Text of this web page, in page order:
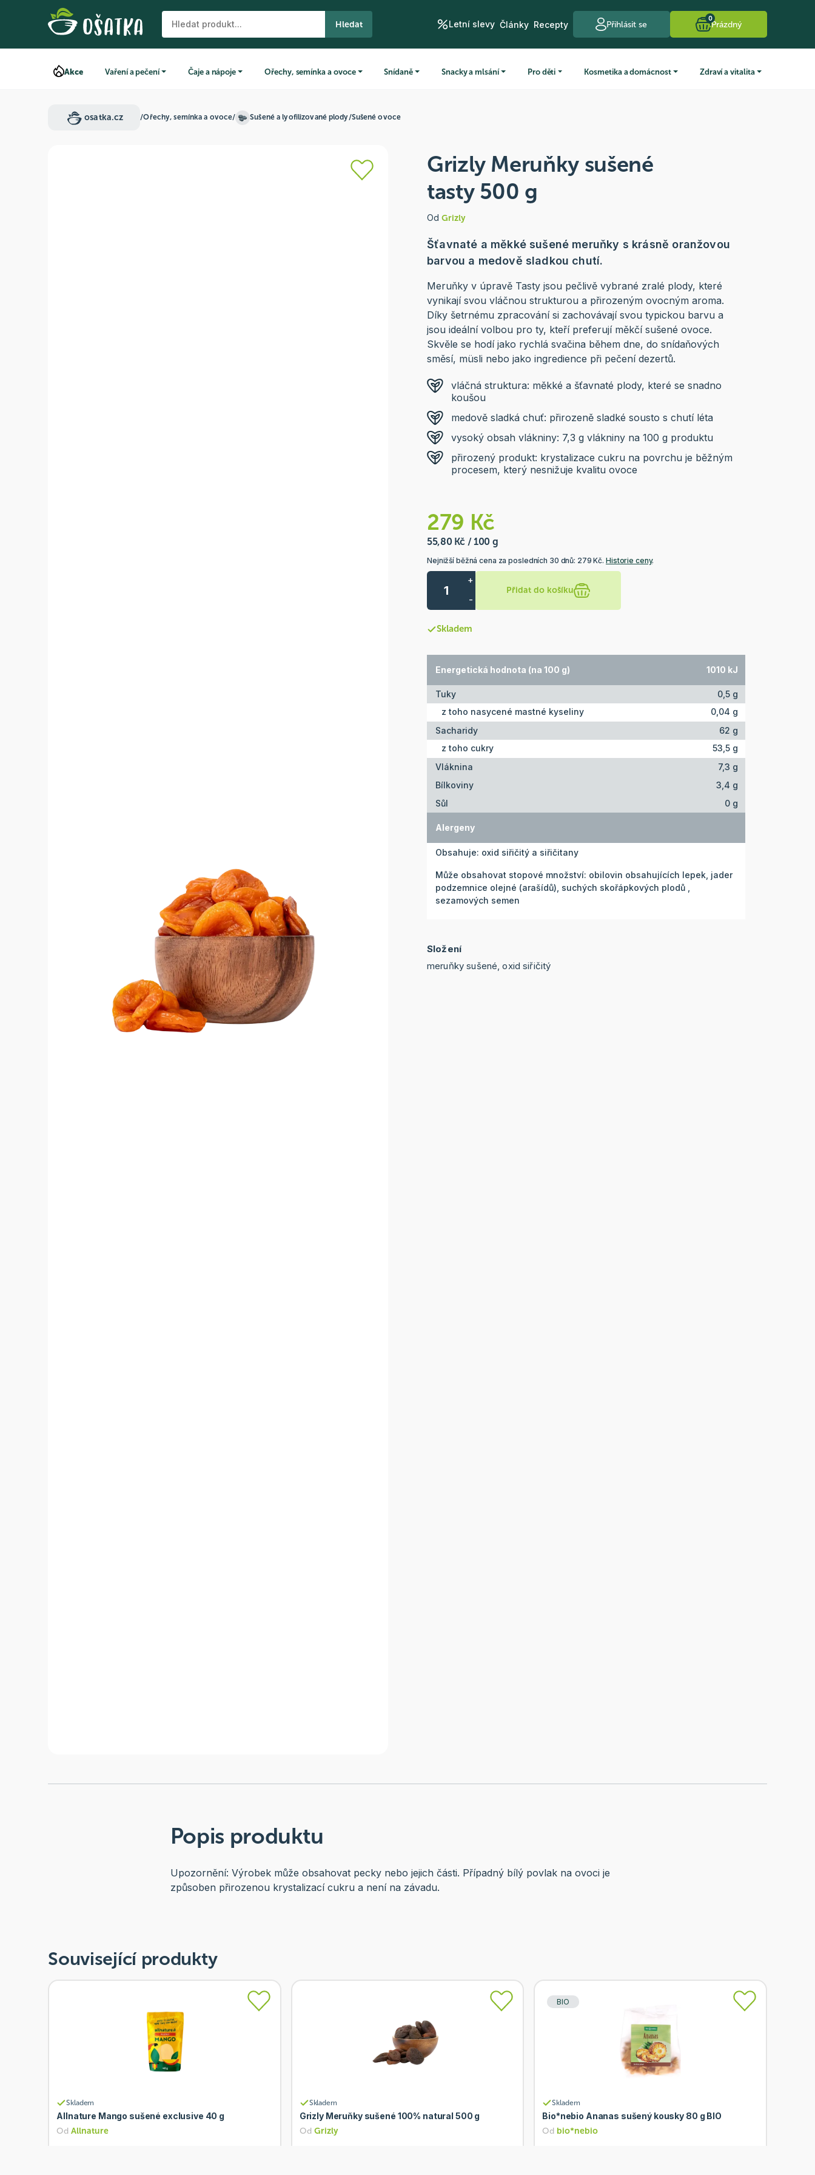
Hledat Letní slevy Články Recepty Přihlásit se
0
Prázdný
Akce Vaření a pečení Čaje a nápoje Ořechy, semínka a ovoce Snídaně Snacky a mlsání Pro děti Kosmetika a domácnost Zdraví a vitalita
osatka.cz /Ořechy, semínka a ovoce/ Sušené a lyofilizované plody/Sušené ovoce
Grizly Meruňky sušené
tasty 500 g
Od Grizly
Šťavnaté a měkké sušené meruňky s krásně oranžovou
barvou a medově sladkou chutí.
Meruňky v úpravě Tasty jsou pečlivě vybrané zralé plody, které
vynikají svou vláčnou strukturou a přirozeným ovocným aroma.
Díky šetrnému zpracování si zachovávají svou typickou barvu a
jsou ideální volbou pro ty, kteří preferují měkčí sušené ovoce.
Skvěle se hodí jako rychlá svačina během dne, do snídaňových
směsí, müsli nebo jako ingredience při pečení dezertů.
vláčná struktura: měkké a šťavnaté plody, které se snadno
koušou
medově sladká chuť: přirozeně sladké sousto s chutí léta
vysoký obsah vlákniny: 7,3 g vlákniny na 100 g produktu
přirozený produkt: krystalizace cukru na povrchu je běžným
procesem, který nesnižuje kvalitu ovoce
279 Kč
55,80 Kč / 100 g
Nejnižší běžná cena za posledních 30 dnů: 279 Kč.Historie ceny.
+
-
Přidat do košíku
Skladem
Energetická hodnota (na 100 g) 1010 kJ
Tuky
0,5 g
z toho nasycené mastné kyseliny
0,04 g
Sacharidy
62 g
z toho cukry
53,5 g
Vláknina
7,3 g
Bílkoviny
3,4 g
Sůl
0 g
Alergeny
Obsahuje: oxid siřičitý a siřičitany
Může obsahovat stopové množství: obilovin obsahujících lepek, jader
podzemnice olejné (arašídů), suchých skořápkových plodů ,
sezamových semen
Složení
meruňky sušené, oxid siřičitý
Popis produktu
Upozornění: Výrobek může obsahovat pecky nebo jejich části. Případný bílý povlak na ovoci je
způsoben přirozenou krystalizací cukru a není na závadu.
Související produkty
Skladem
Allnature Mango sušené exclusive 40 g
OdAllnature
Skladem
Grizly Meruňky sušené 100% natural 500 g
Od Grizly
BIO
Skladem
Bio*nebio Ananas sušený kousky 80 g BIO
Od bio*nebio